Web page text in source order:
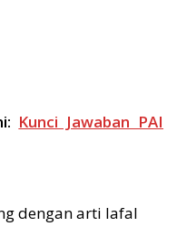
Kunci Jawaban PAI
dengan arti lafal